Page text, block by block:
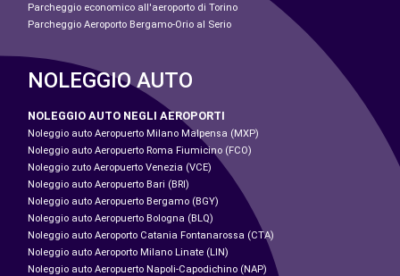
Parcheggio economico all'aeroporto di Torino
Parcheggio Aeroporto Bergamo-Orio al Serio
NOLEGGIO AUTO
NOLEGGIO AUTO NEGLI AEROPORTI
Noleggio auto Aeropuerto Milano Malpensa (MXP)
Noleggio auto Aeropuerto Roma Fiumicino (FCO)
Noleggio zuto Aeropuerto Venezia (VCE)
Noleggio auto Aeropuerto Bari (BRI)
Noleggio auto Aeropuerto Bergamo (BGY)
Noleggio auto Aeropuerto Bologna (BLQ)
Noleggio auto Aeroporto Catania Fontanarossa (CTA)
Noleggio auto Aeroporto Milano Linate (LIN)
Noleggio auto Aeropuerto Napoli-Capodichino (NAP)